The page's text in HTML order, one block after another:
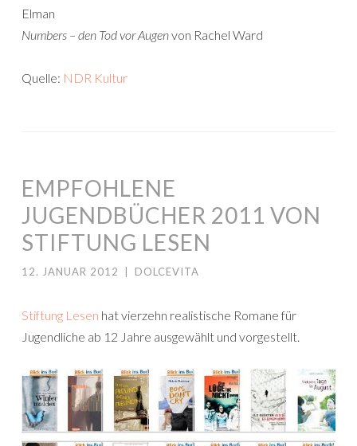
Elman
Numbers – den Tod vor Augenvon Rachel Ward
Quelle: NDR Kultur
EMPFOHLENE
JUGENDBÜCHER 2011 VON
STIFTUNG LESEN
12. JANUAR 2012 DOLCEVITA
Stiftung Lesen hat vierzehn realistische Romane für
Jugendliche ab 12 Jahre ausgewählt und vorgestellt.